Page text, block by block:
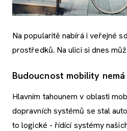
Na popularitě nabírá i veřejné
prostředků. Na ulici si dnes
Budoucnost mobility
Hlavním tahounem v oblasti
dopravních systémů se stal
to logické - řídící systémy